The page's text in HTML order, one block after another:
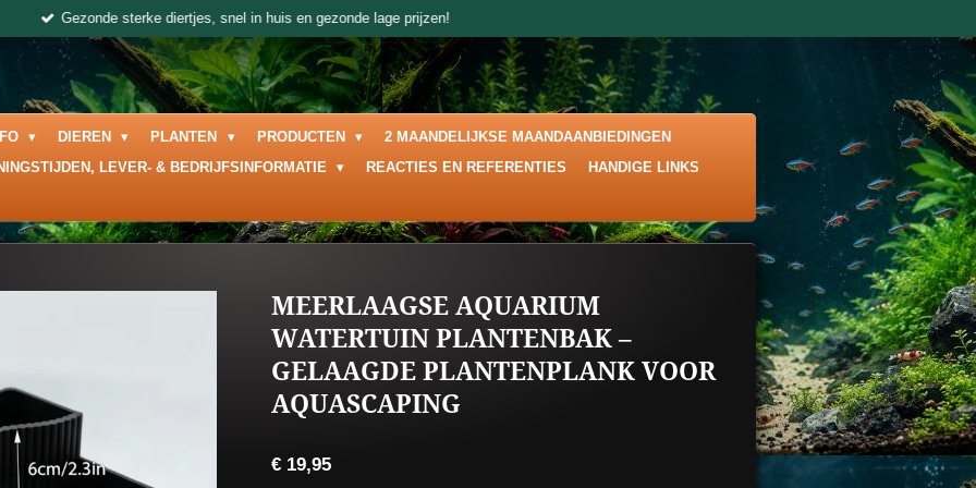
Gezonde sterke diertjes, snel in huis en gezonde lage prijzen!
DIEREN PLANTEN PRODUCTEN
2 MAANDELIJKSE MAANDAANBIEDINGEN
LEVER- & BEDRIJFSINFORMATIE REACTIES EN REFERENTIES HANDIGE LINKS
MEERLAAGSE AQUARIUM
WATERTUIN PLANTENBAK –
GELAAGDE PLANTENPLANK VOOR
AQUASCAPING
€ 19,95